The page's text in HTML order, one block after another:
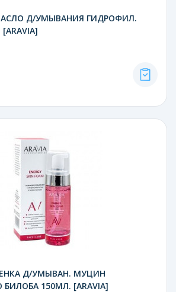
Д/УМЫВАНИЯ ГИДРОФИЛ.
Д/УМЫВАН. МУЦИН
150МЛ. [ARAVIA]